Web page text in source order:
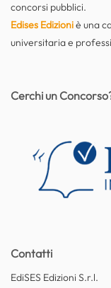
concorsi pubblici.
Edises Edizioniè una
universitaria e
Contatti
EdiSES Edizioni S.r.l.
Cerchi un